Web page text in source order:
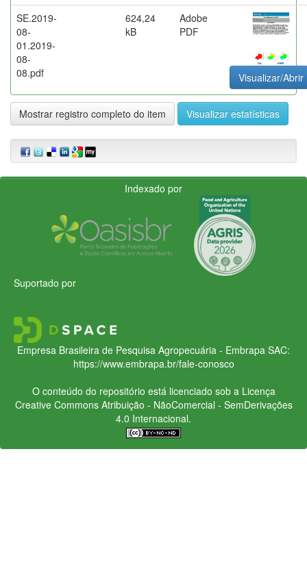
SE.2019-
08-
01.2019-
08-
08.pdf
624,24
kB
Adobe
PDF
Visualizar/Abrir
Mostrar registro completo do item Visualizar estatísticas
Indexado por
Suportado por
Empresa Brasileira de Pesquisa Agropecuária - Embrapa SAC:
https://www.embrapa.br/fale-conosco
O conteúdo do repositório está licenciado sob a Licença
Creative CommonsAtribuição - NãoComercial - SemDerivações
4.0 Internacional.